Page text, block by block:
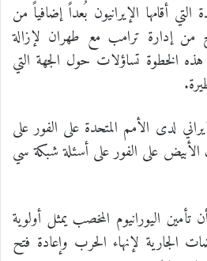
أقامها الإيرانيون بُعداً إضافياً من
من إدارة ترامب مع طهران لإزالة
هذه الخطوة تساؤلات حول الجهة التي
لدى الأمم المتحدة على الفور على
الأبيض على الفور على أسئلة شبكة سي
اليورانيوم المخصب يمثل أولوية
الجارية لإنهاء الحرب وإعادة فتح